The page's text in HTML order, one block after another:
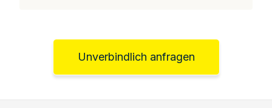
Unverbindlich anfragen